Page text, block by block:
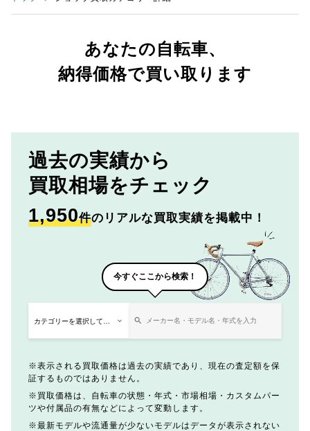
あなたの自転車、
納得価格で買い取ります
過去の実績から
買取相場をチェック
1,950件のリアルな買取実績を掲載中！
今すぐここから検索！
表示される買取価格は過去の実績であり、現在の査定額を保
証するものではありません。
買取価格は、自転車の状態・年式・市場相場・カスタムパー
ツや付属品の有無などによって変動します。
最新モデルや流通量が少ないモデルはデータが表示されない